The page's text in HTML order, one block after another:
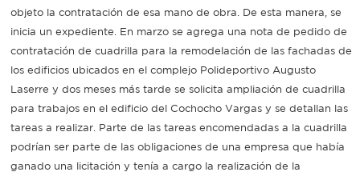
objeto la contratación de esa mano de obra. De esta manera, se
inicia un expediente. En marzo se agrega una nota de pedido de
contratación de cuadrilla para la remodelación de las fachadas de
los edificios ubicados en el complejo Polideportivo Augusto
Laserre y dos meses más tarde se solicita ampliación de cuadrilla
para trabajos en el edificio del Cochocho Vargas y se detallan las
tareas a realizar. Parte de las tareas encomendadas a la cuadrilla
podrían ser parte de las obligaciones de una empresa que había
ganado una licitación y tenía a cargo la realización de la